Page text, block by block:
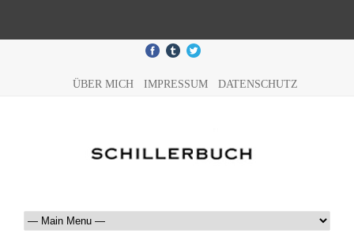
ÜBER MICH IMPRESSUM DATENSCHUTZ